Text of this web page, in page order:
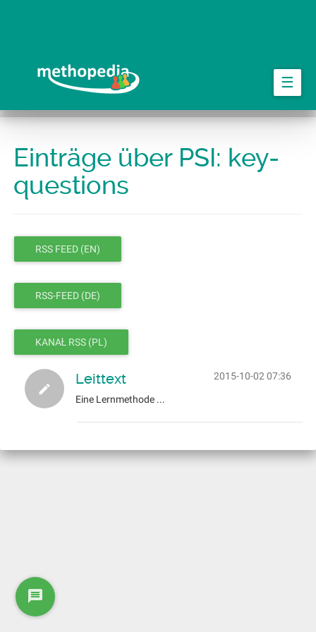
☰
Einträge über PSI: key-
questions
RSS FEED (EN)
RSS-FEED (DE)
KANAŁ RSS (PL)
2015-10-02 07:36
Leittext
Eine Lernmethode ...